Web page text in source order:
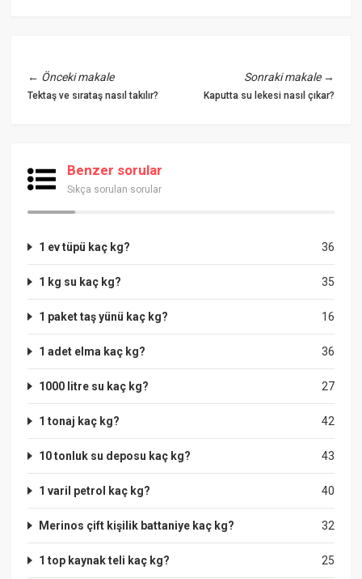
← Önceki makale
Tektaş ve sırataş nasıl takılır?
Sonraki makale→
Kaputta su lekesi nasıl çıkar?
Benzer sorular
Sıkça sorulan sorular
36
1 ev tüpü kaç kg?
35
1 kg su kaç kg?
16
1 paket taş yünü kaç kg?
36
1 adet elma kaç kg?
27
1000 litre su kaç kg?
42
1 tonaj kaç kg?
43
10 tonluk su deposu kaç kg?
40
1 varil petrol kaç kg?
32
Merinos çift kişilik battaniye kaç kg?
25
1 top kaynak teli kaç kg?